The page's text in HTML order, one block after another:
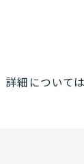
詳細については